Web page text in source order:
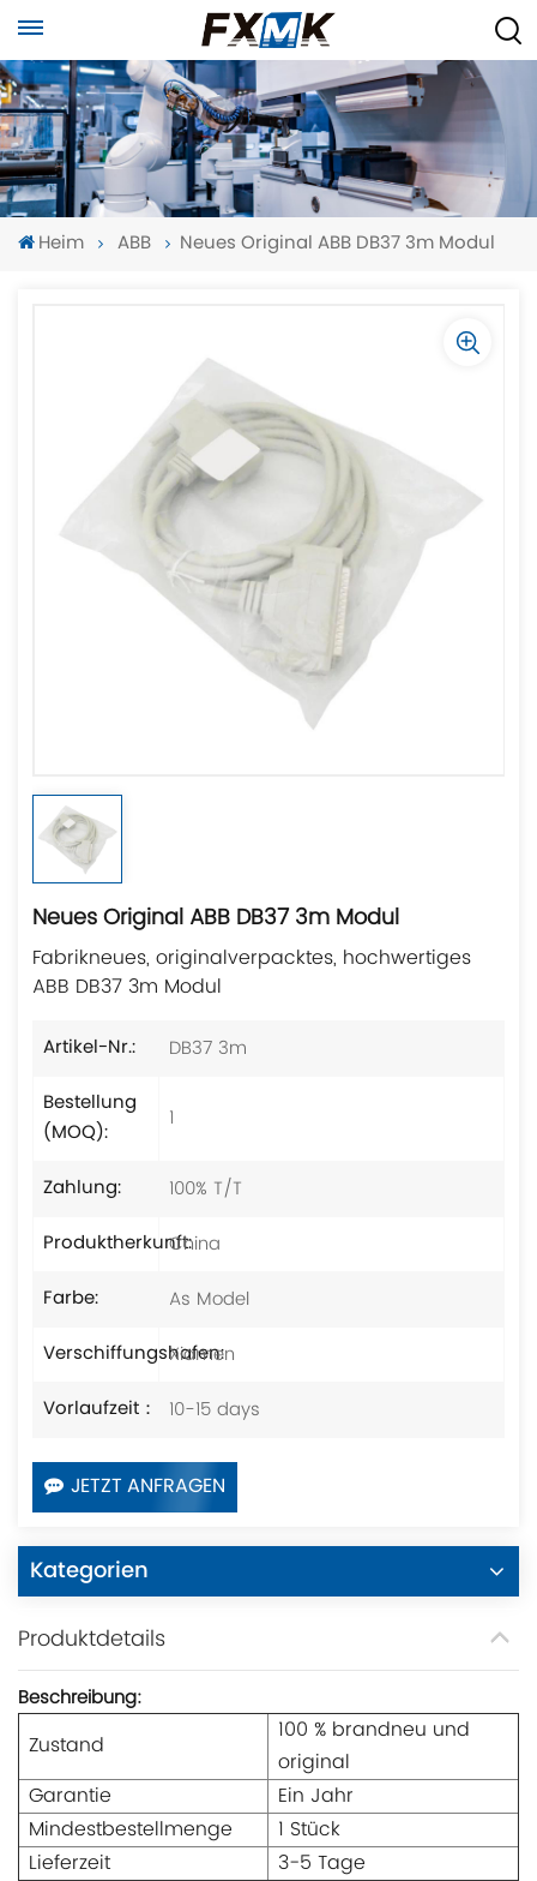
Heim ABB Neues Original ABB DB37 3m Modul
Neues Original ABB DB37 3m Modul
Fabrikneues, originalverpacktes, hochwertiges
ABB DB37 3m Modul
Artikel-Nr.:
DB37 3m
Bestellung
(MOQ):
1
Zahlung:
100% T/T
Produktherkunft:China
Farbe:
As Model
Verschiffungshafen:
Xiamen
Vorlaufzeit：
10-15 days
JETZT ANFRAGEN
Kategorien
Produktdetails
Beschreibung:
Zustand
100 % brandneu und
original
Garantie
Ein Jahr
Mindestbestellmenge
1 Stück
Lieferzeit
3-5 Tage